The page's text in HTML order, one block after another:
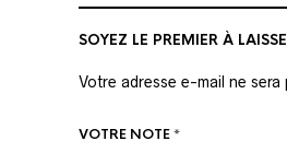
SOYEZ LE PREMIER À
Votre adresse e-mail ne sera
VOTRE NOTE*